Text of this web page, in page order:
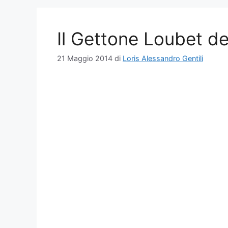
Il Gettone Loubet
21 Maggio 2014 di Loris Alessandro Gentili